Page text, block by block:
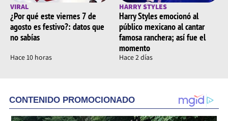
VIRAL
¿Por qué este viernes 7 de
agosto es festivo?: datos que
no sabías
Hace 10 horas
HARRY STYLES
Harry Styles emocionó al
público mexicano al cantar
famosa ranchera; así fue el
momento
Hace 2 días